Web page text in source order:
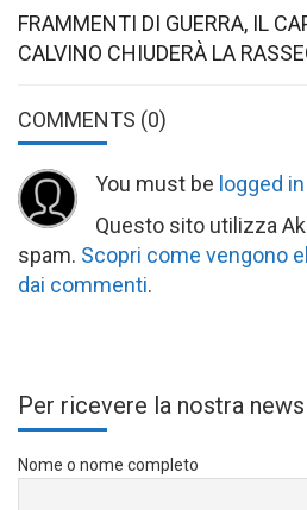
FRAMMENTI DI GUERRA, IL
CALVINO CHIUDERÀ LA
COMMENTS (0)
You must be logged in
Questo sito utilizza
spam. Scopri come vengono
dai commenti.
Per ricevere la nostra
Nome o nome completo